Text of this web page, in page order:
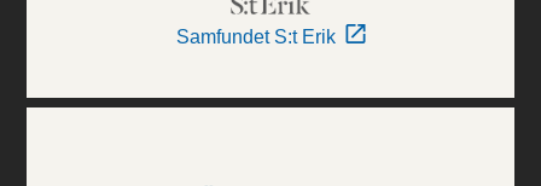
Samfundet S:t Erik